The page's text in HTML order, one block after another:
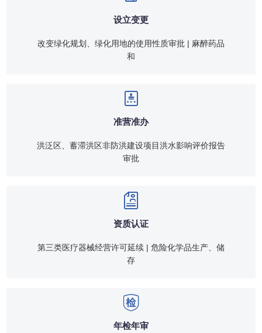
设立变更
改变绿化规划、绿化用地的使用性质审批 | 麻醉药品
和
准营准办
洪泛区、蓄滞洪区非防洪建设项目洪水影响评价报告
审批
资质认证
第三类医疗器械经营许可延续 | 危险化学品生产、储
存
年检年审